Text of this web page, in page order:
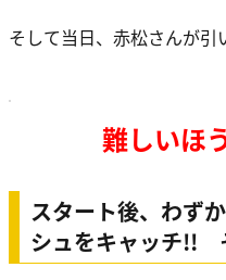
そして当日、赤松さんが
難しいほ
スタート後、わず
シュをキャッチ!!